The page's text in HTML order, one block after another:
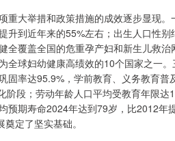
重大举措和政策措施的成效逐步显现
升到近年来的55%左右；出生人口性
全覆盖全国的危重孕产妇和新生儿救
球妇幼健康高绩效的10个国家之一。
固率达95.9%，学前教育、义务教育
段；劳动年龄人口平均受教育年限
预期寿命2024年达到79岁，比2012年
定了坚实基础。